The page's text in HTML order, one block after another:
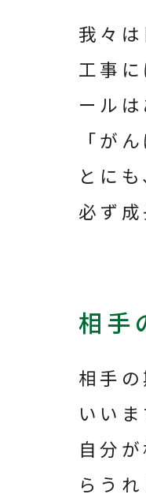
我々
工事
ールは
「が
とにも
必ず
相手
相手
いいま
自分
らう